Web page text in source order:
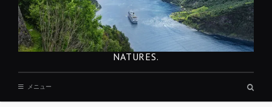
NATURES.
メニュー